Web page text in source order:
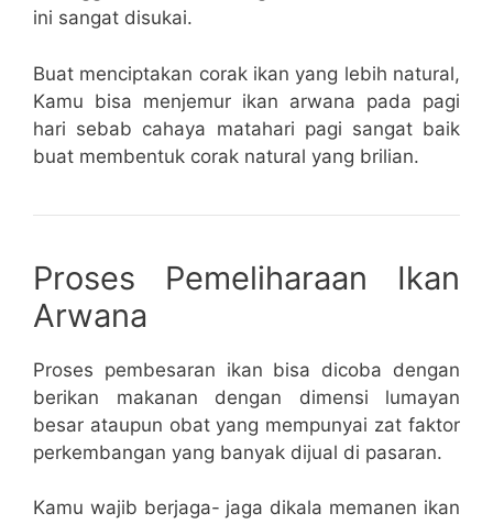
ini sangat disukai.
Buat menciptakan corak ikan yang lebih natural,
Kamu bisa menjemur ikan arwana pada pagi
hari sebab cahaya matahari pagi sangat baik
buat membentuk corak natural yang brilian.
Proses Pemeliharaan Ikan
Arwana
Proses pembesaran ikan bisa dicoba dengan
berikan makanan dengan dimensi lumayan
besar ataupun obat yang mempunyai zat faktor
perkembangan yang banyak dijual di pasaran.
Kamu wajib berjaga- jaga dikala memanen ikan